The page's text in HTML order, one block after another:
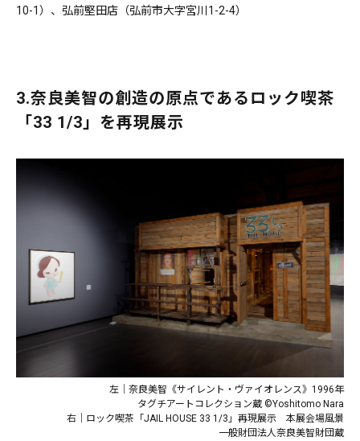
10-1）、弘前堅田店（弘前市大字宮川1-2-4）
3.奈良美智の創造の原点であるロック喫茶
「33 1/3」を再現展示
左｜奈良美智《サイレント・ヴァイオレンス》1996年
タグチアートコレクション蔵 ©Yoshitomo Nara
右｜ロック喫茶「JAIL HOUSE 33 1/3」再現展示 本展会場風景
⼀般財団法⼈奈良美智財団蔵